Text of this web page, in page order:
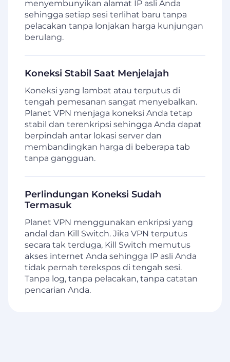
menyembunyikan alamat IP asli Anda
sehingga setiap sesi terlihat baru tanpa
pelacakan tanpa lonjakan harga kunjungan
berulang.
Koneksi Stabil Saat Menjelajah
Koneksi yang lambat atau terputus di
tengah pemesanan sangat menyebalkan.
Planet VPN menjaga koneksi Anda tetap
stabil dan terenkripsi sehingga Anda dapat
berpindah antar lokasi server dan
membandingkan harga di beberapa tab
tanpa gangguan.
Perlindungan Koneksi Sudah
Termasuk
Planet VPN menggunakan enkripsi yang
andal dan Kill Switch. Jika VPN terputus
secara tak terduga, Kill Switch memutus
akses internet Anda sehingga IP asli Anda
tidak pernah terekspos di tengah sesi.
Tanpa log, tanpa pelacakan, tanpa catatan
pencarian Anda.